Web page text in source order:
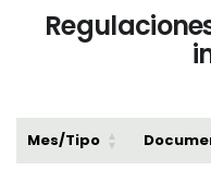
Mes/Tipo